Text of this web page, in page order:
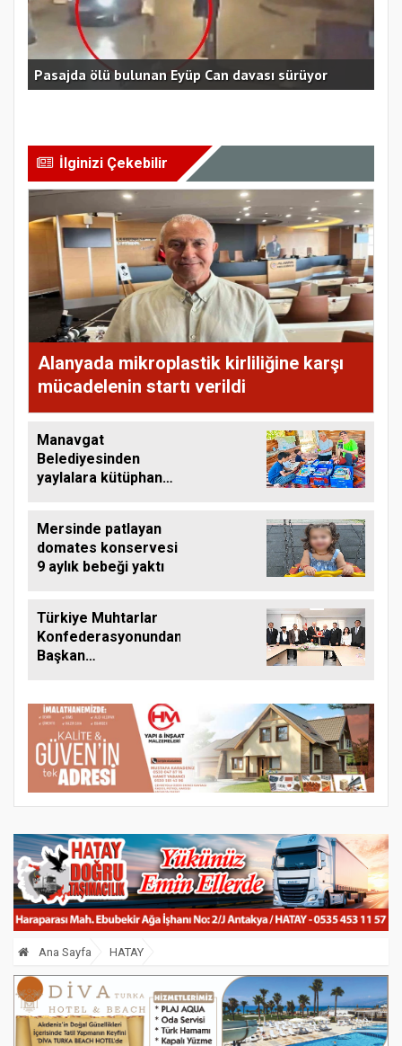
Pasajda ölü bulunan Eyüp Can davası sürüyor
İlginizi Çekebilir
Alanyada mikroplastik kirliliğine karşı
mücadelenin startı verildi
Manavgat
Belediyesinden
yaylalara kütüphane
Mersinde patlayan
domates konservesi
9 aylık bebeği yaktı
Türkiye Muhtarlar
Konfederasyonundan
Başkan
Başkanı ödülü
Ana Sayfa HATAY